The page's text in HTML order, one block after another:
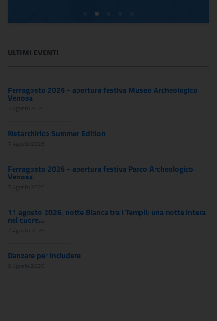
ULTIMI EVENTI
Ferragosto 2026 - apertura festiva Museo Archeologico
Venosa
7 Agosto 2026
Notarchirico Summer Edition
7 Agosto 2026
Ferragosto 2026 - apertura festiva Parco Archeologico
Venosa
7 Agosto 2026
11 agosto 2026, notte Bianca tra i Templi: una notte intera
nel cuore...
7 Agosto 2026
Danzare per includere
6 Agosto 2026